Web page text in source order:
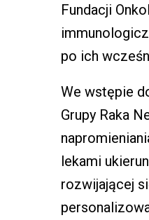
Fundacji
po ich
We wstępie
Grupy Raka
lekami
rozwijającej